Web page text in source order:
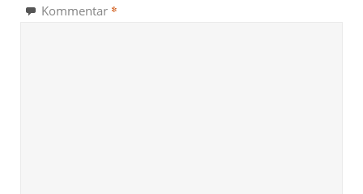
Kommentar *